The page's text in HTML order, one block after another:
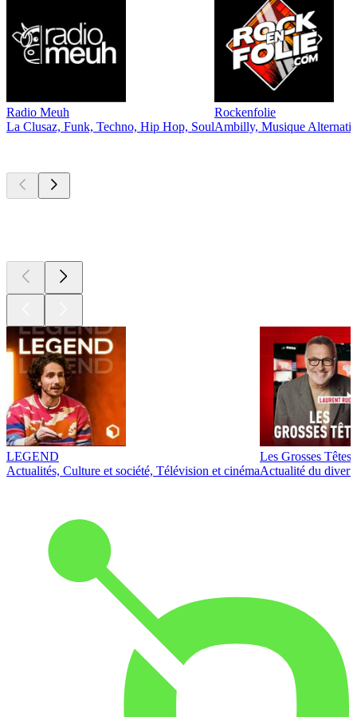
Radio Meuh
La Clusaz, Funk, Techno, Hip Hop, Soul
Rockenfolie
Ambilly, Musique
LEGEND
Actualités, Culture et société, Télévision et cinéma
Les Grosses Têtes
Actualité du